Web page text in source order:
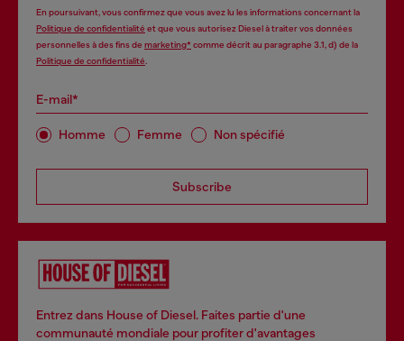
En poursuivant, vous confirmez que vous avez lu les informations concernant la
Politique de confidentialité et que vous autorisez Diesel à traiter vos données
personnelles à des fins de marketing*comme décrit au paragraphe 3.1, d) de la
Politique de confidentialité
E-mail*
Homme Femme Non spécifié
Subscribe
Entrez dans House of Diesel. Faites partie d'une
communauté mondiale pour profiter d'avantages